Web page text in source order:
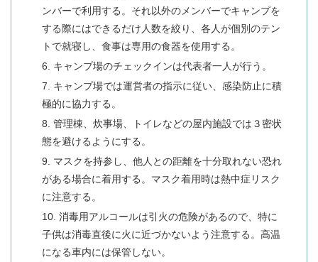
ンバーで利用する。それ以外のメンバーでキャンプを
する際にはできるだけ人数を絞り、各人が個別のテン
トで就寝し、食事は専用の食器を使用する。
6. キャンプ場のチェックインは代表者一人が行う。
7. キャンプ場では運営者の指示に従い、感染防止に積
極的に協力する。
8. 管理棟、炊事場、トイレなどの屋内施設では３密状
態を避けるようにする。
9. マスクを持参し、他人との距離を十分取れない恐れ
がある場合に着用する。マスク着用時は熱中症リスク
に注意する。
10. 消毒用アルコールは引火の危険があるので、特に
子供は消毒直後に火に近づかないよう注意する。高温
になる車内には保管しない。